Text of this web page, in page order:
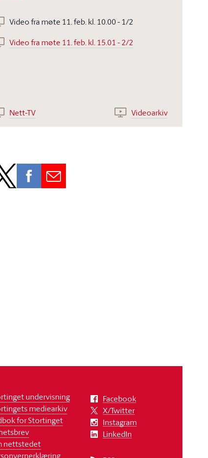
Video fra møte 11. feb. kl. 10.00 - 1/2
Video fra møte 11. feb. kl. 15.01 - 2/2
Nett-TV Videoarkiv
undervisning
mediearkiv
for Stortinget
nettstedet
Facebook
X/Twitter
Instagram
LinkedIn